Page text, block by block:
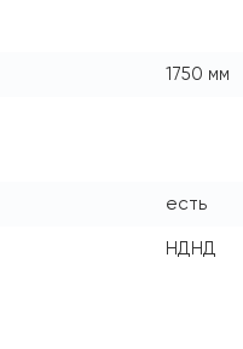
1750 мм
есть
НДНД